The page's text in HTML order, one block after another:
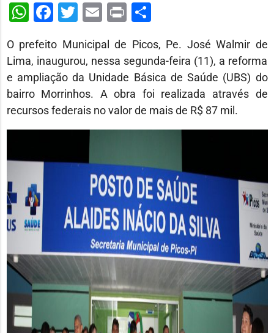
WhatsApp
Facebook
Twitter
Email
PrintShare
O prefeito Municipal de Picos, Pe. José Walmir de
Lima, inaugurou, nessa segunda-feira (11), a reforma
e ampliação da Unidade Básica de Saúde (UBS) do
bairro Morrinhos. A obra foi realizada através de
recursos federais no valor de mais de R$ 87 mil.